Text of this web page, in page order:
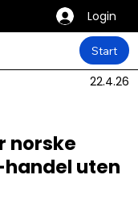
Login
Start
22.4.26
norske
handel uten